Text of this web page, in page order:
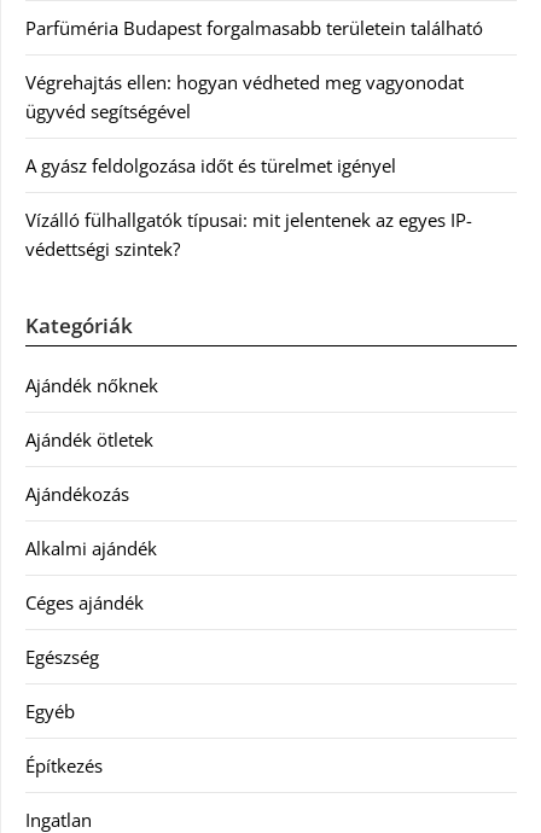
Parfüméria Budapest forgalmasabb területein található
Végrehajtás ellen: hogyan védheted meg vagyonodat
ügyvéd segítségével
A gyász feldolgozása időt és türelmet igényel
Vízálló fülhallgatók típusai: mit jelentenek az egyes IP-
védettségi szintek?
Kategóriák
Ajándék nőknek
Ajándék ötletek
Ajándékozás
Alkalmi ajándék
Céges ajándék
Egészség
Egyéb
Építkezés
Ingatlan